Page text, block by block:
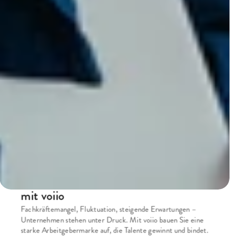
mit voiio
Fachkräftemangel, Fluktuation, steigende Erwartungen –
Unternehmen stehen unter Druck. Mit voiio bauen Sie eine
starke Arbeitgebermarke auf, die Talente gewinnt und bindet.